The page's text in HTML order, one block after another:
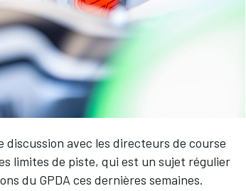
discussion avec les directeurs de course
limites de piste, qui est un sujet régulier
du GPDA ces dernières semaines.